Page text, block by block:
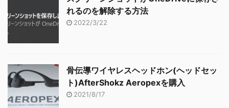
れるのを解除する方法
2022/3/22
骨伝導ワイヤレスヘッドホン(ヘッドセッ
ト)AfterShokz Aeropexを購入
2021/8/17